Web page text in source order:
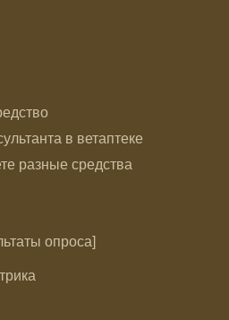
в ветаптеке
разные средства
опроса]